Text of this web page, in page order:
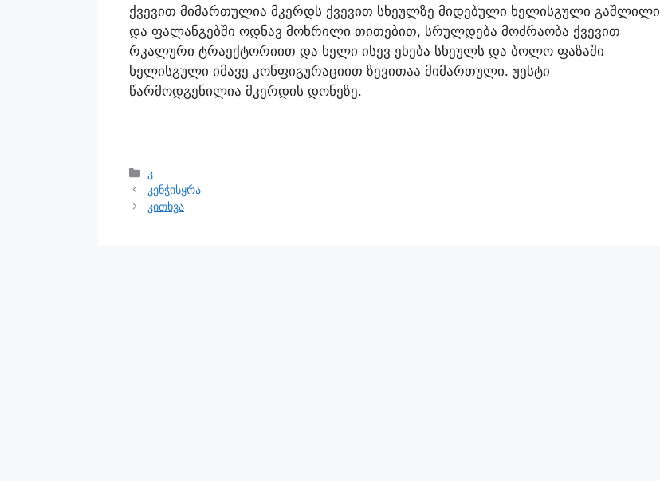
ქვევით მიმართულია მკერდს ქვევით სხეულზე მიდებული ხელისგული გაშლილი
და ფალანგებში ოდნავ მოხრილი თითებით, სრულდება მოძრაობა ქვევით
რკალური ტრაექტორიით და ხელი ისევ ეხება სხეულს და ბოლო ფაზაში
ხელისგული იმავე კონფიგურაციით ზევითაა მიმართული. ჟესტი
წარმოდგენილია მკერდის დონეზე.
კ
კენჭისყრა
კითხვა